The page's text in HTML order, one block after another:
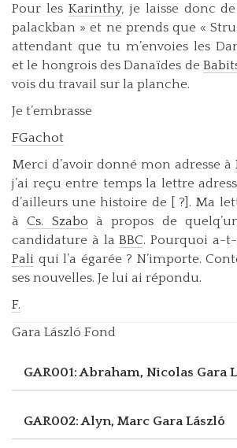
Pour les Karinthy, je laisse donc
palackban » et ne prends que «
attendant que tu m’envoies les
et le hongrois des Danaïdes de
vois du travail sur la planche.
Je t’embrasse
FGachot
Merci d’avoir donné mon adresse à
j’ai reçu entre temps la lettre
d’ailleurs une histoire de [ ?]. Ma
àCs. Szabo à propos de
candidature à laBBC. Pourquoi a-
Pali qui l’a égarée ? N’importe.
ses nouvelles. Je lui ai répondu.
F.
Gara László Fond
GAR001: Abraham, Nicolas Gara
GAR002: Alyn, Marc Gara László